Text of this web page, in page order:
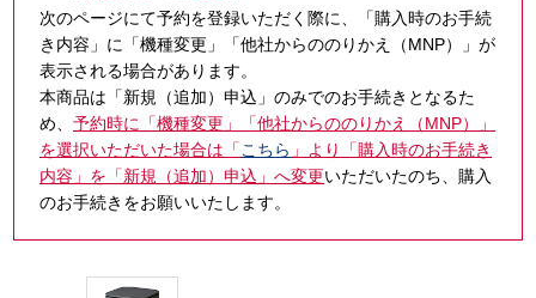
次のページにて予約を登録いただく際に、「購入時のお手続
き内容」に「機種変更」「他社からののりかえ（MNP）」が
表示される場合があります。
本商品は「新規（追加）申込」のみでのお手続きとなるた
め、 予約時に「機種変更」「他社からののりかえ（MNP）」
を選択いただいた場合は「 こちら 」より「購入時のお手続き
内容」を「新規（追加）申込」へ変更いただいたのち、購入
のお手続きをお願いいたします。